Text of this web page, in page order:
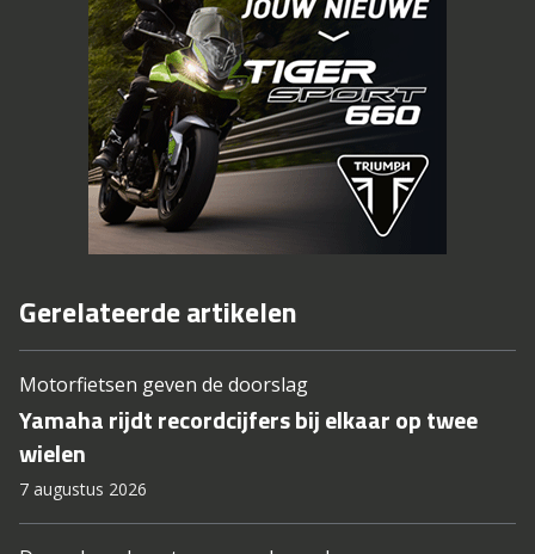
Gerelateerde artikelen
Motorfietsen geven de doorslag
Yamaha rijdt recordcijfers bij elkaar op twee
wielen
7 augustus 2026